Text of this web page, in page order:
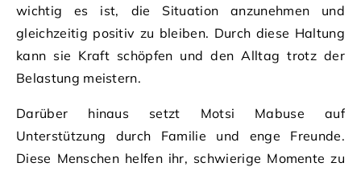
wichtig es ist, die Situation anzunehmen und
gleichzeitig positiv zu bleiben. Durch diese Haltung
kann sie Kraft schöpfen und den Alltag trotz der
Belastung meistern.
Darüber hinaus setzt Motsi Mabuse auf
Unterstützung durch Familie und enge Freunde.
Diese Menschen helfen ihr, schwierige Momente zu